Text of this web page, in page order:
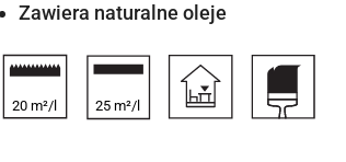
Zawiera naturalne oleje
20 m²/l 25 m²/l